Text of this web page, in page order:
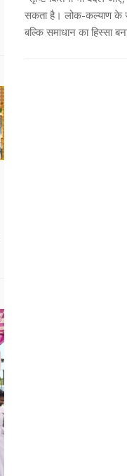
सकता है। लोक-कल्याण के
बल्कि समाधान का हिस्सा